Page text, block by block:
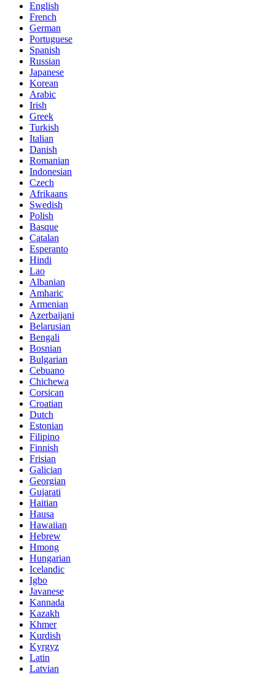
English
French
German
Portuguese
Spanish
Russian
Japanese
Korean
Arabic
Irish
Greek
Turkish
Italian
Danish
Romanian
Indonesian
Czech
Afrikaans
Swedish
Polish
Basque
Catalan
Esperanto
Hindi
Lao
Albanian
Amharic
Armenian
Azerbaijani
Belarusian
Bengali
Bosnian
Bulgarian
Cebuano
Chichewa
Corsican
Croatian
Dutch
Estonian
Filipino
Finnish
Frisian
Galician
Georgian
Gujarati
Haitian
Hausa
Hawaiian
Hebrew
Hmong
Hungarian
Icelandic
Igbo
Javanese
Kannada
Kazakh
Khmer
Kurdish
Kyrgyz
Latin
Latvian